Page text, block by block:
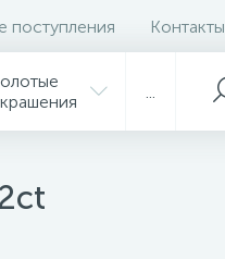
поступления Контакты